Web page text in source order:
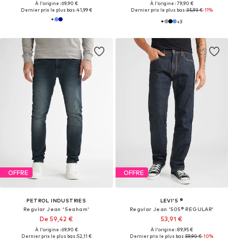
À l'origine : 69,90 €
Dernier prix le plus bas :41,99 €
À l'origine : 79,90 €
Dernier prix le plus bas :35,93 €-11%
+3
OFFRE
PETROL INDUSTRIES
Regular Jean 'Seaham'
De 59,42 €
À l'origine : 69,90 €
Dernier prix le plus bas :52,11 €
OFFRE
LEVI'S ®
Regular Jean '505® REGULAR'
53,91 €
À l'origine : 89,95 €
Dernier prix le plus bas :59,90 €-10%